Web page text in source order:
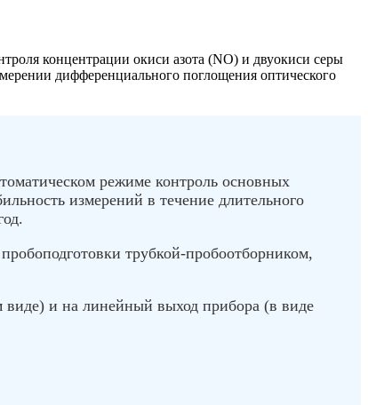
концентрации окиси азота (NO) и двуокиси серы
дифференциального поглощения оптического
режиме контроль основных
измерений в течение длительного
трубкой-пробоотборником,
и на линейный выход прибора (в виде